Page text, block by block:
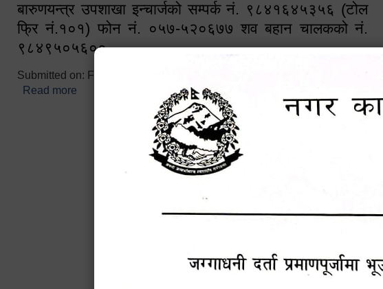
बारुणयन्त्र उपशाखा इन्चार्जको सम्पर्क नं. ९८४१६४५३५६ (टोल
फ्रि नं.१०१) फोन नं. ०५७-५२०६७७ शव बहान चालकको नं.
९८४९५०५६००
Submitted on: Fri, 02/25/2022 - 10:50
Read more about बारुणयन्त्र उपशाखा इन्चार्जको सम्पर्क नं. ९८४१६४५३५६ (टोल फ्रि
नं.१०१) फोन नं. ०५७-५२०६७७ शव बहान चालकको नं. ९८४९५०५६००